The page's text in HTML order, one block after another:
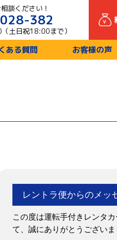
談ください！
382
土日祝18:00まで）
ある質問 お客様の声
レントラ便からのメッ
この度は運転手付きレンタ
て、誠にありがとうございま